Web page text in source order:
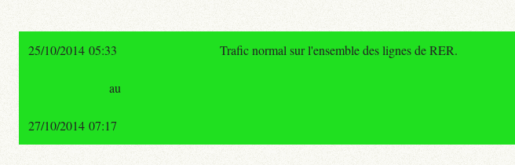
25/10/2014 05:33 Trafic normal sur l'ensemble des lignes de RER.
au
27/10/2014 07:17